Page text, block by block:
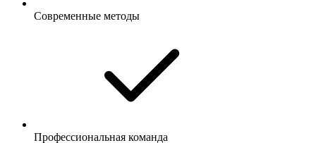
Современные методы
Профессиональная команда